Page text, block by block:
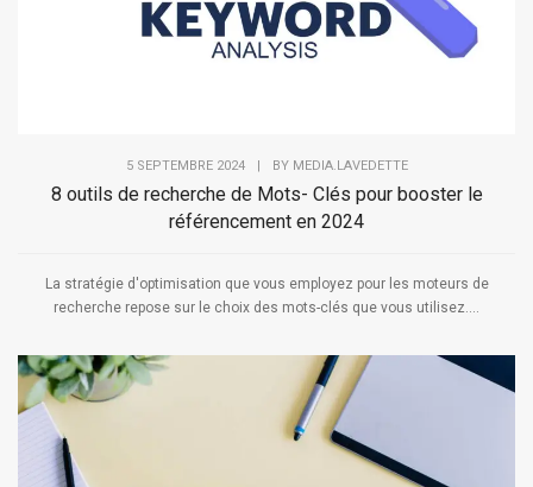
5 SEPTEMBRE 2024 BY MEDIA.LAVEDETTE
8 outils de recherche de Mots- Clés pour booster le
référencement en 2024
La stratégie d'optimisation que vous employez pour les moteurs de
recherche repose sur le choix des mots-clés que vous utilisez....